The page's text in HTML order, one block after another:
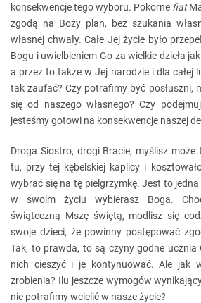
konsekwencje tego wyboru. Pokorne fiat
zgodą na Boży plan, bez szukania
własnej chwały. Całe Jej życie było
Bogu i uwielbieniem Go za wielkie dzieła
a przez to także w Jej narodzie i dla całej
tak zaufać? Czy potrafimy być posłuszni,
się od naszego własnego? Czy
jesteśmy gotowi na konsekwencje naszej
Droga Siostro, drogi Bracie, myślisz może
tu, przy tej kębelskiej kaplicy i
wybrać się na tę pielgrzymkę. Jest to
w swoim życiu wybierasz Boga.
świąteczną Mszę świętą, modlisz się
swoje dzieci, że powinny postępować
Tak, to prawda, to są czyny godne ucznia
nich cieszyć i je kontynuować. Ale jak
zrobienia? Ilu jeszcze wymogów
nie potrafimy wcielić w nasze życie?